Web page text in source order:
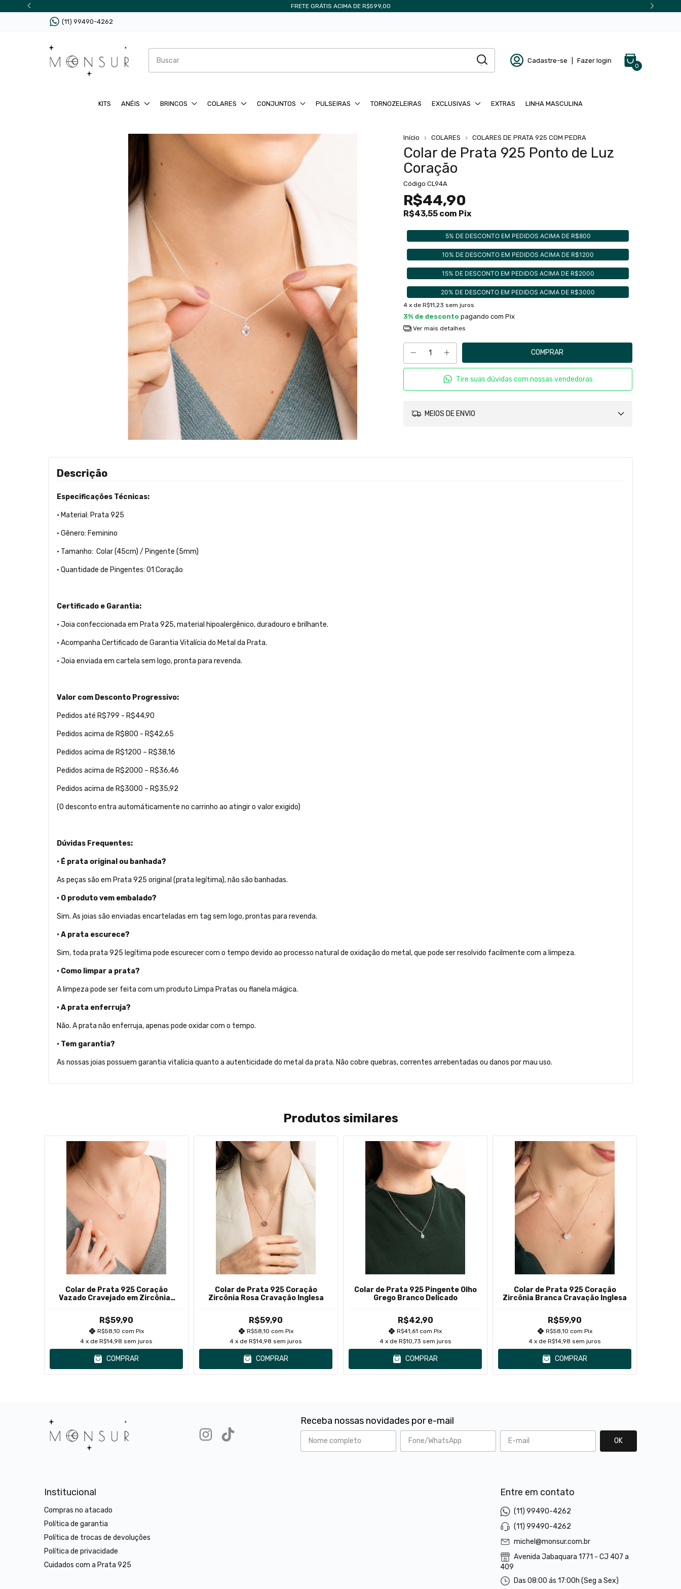
FRETE GRÁTIS ACIMA DE R$599,00
(11) 99490-4262
Cadastre-se Fazer login
0
KITS ANÉIS BRINCOS COLARES CONJUNTOS PULSEIRAS TORNOZELEIRAS EXCLUSIVAS EXTRAS LINHA MASCULINA
Início COLARES COLARES DE PRATA 925 COM PEDRA
Colar de Prata 925 Ponto de Luz
Coração
Código CL94A
R$44,90
R$43,55 com Pix
5% DE DESCONTO EM PEDIDOS ACIMA DE R$800
10% DE DESCONTO EM PEDIDOS ACIMA DE R$1200
15% DE DESCONTO EM PEDIDOS ACIMA DE R$2000
20% DE DESCONTO EM PEDIDOS ACIMA DE R$3000
4 x de R$11,23 sem juros
3% de desconto pagando com Pix
Ver mais detalhes
Tire suas dúvidas com nossas vendedoras
MEIOS DE ENVIO
Descrição
Especificações Técnicas:
• Material: Prata 925
• Gênero: Feminino
• Tamanho: Colar (45cm) / Pingente (5mm)
• Quantidade de Pingentes: 01 Coração
Certificado e Garantia:
• Joia confeccionada em Prata 925, material hipoalergênico, duradouro e brilhante.
• Acompanha Certificado de Garantia Vitalícia do Metal da Prata.
• Joia enviada em cartela sem logo, pronta para revenda.
Valor com Desconto Progressivo:
Pedidos até R$799 - R$44,90
Pedidos acima de R$800 - R$42,65
Pedidos acima de R$1200 – R$38,16
Pedidos acima de R$2000 – R$36,46
Pedidos acima de R$3000 – R$35,92
(O desconto entra automáticamente no carrinho ao atingir o valor exigido)
Dúvidas Frequentes:
• É prata original ou banhada?
As peças são em Prata 925 original (prata legítima), não são banhadas.
• O produto vem embalado?
Sim. As joias são enviadas encarteladas em tag sem logo, prontas para revenda.
• A prata escurece?
Sim, toda prata 925 legítima pode escurecer com o tempo devido ao processo natural de oxidação do metal, que pode ser resolvido facilmente com a limpeza.
• Como limpar a prata?
A limpeza pode ser feita com um produto Limpa Pratas ou flanela mágica.
• A prata enferruja?
Não. A prata não enferruja, apenas pode oxidar com o tempo.
• Tem garantia?
As nossas joias possuem garantia vitalícia quanto a autenticidade do metal da prata. Não cobre quebras, correntes arrebentadas ou danos por mau uso.
Produtos similares
Colar de Prata 925 Coração
Vazado Cravejado em Zircônias
R$59,90
R$58,10 com Pix
4 x de R$14,98 sem juros
COMPRAR
Colar de Prata 925 Coração
Zircônia Rosa Cravação Inglesa
R$59,90
R$58,10 com Pix
4 x de R$14,98 sem juros
COMPRAR
Colar de Prata 925 Pingente Olho
Grego Branco Delicado
R$42,90
R$41,61 com Pix
4 x de R$10,73 sem juros
COMPRAR
Colar de Prata 925 Coração
Zircônia Branca Cravação Inglesa
R$59,90
R$58,10 com Pix
4 x de R$14,98 sem juros
COMPRAR
Receba nossas novidades por e-mail
Institucional
Compras no atacado
Política de garantia
Política de trocas de devoluções
Política de privacidade
Cuidados com a Prata 925
Entre em contato
(11) 99490-4262
(11) 99490-4262
michel@monsur.com.br
Avenida Jabaquara 1771 - CJ 407 a
409
Das 08:00 ás 17:00h (Seg a Sex)